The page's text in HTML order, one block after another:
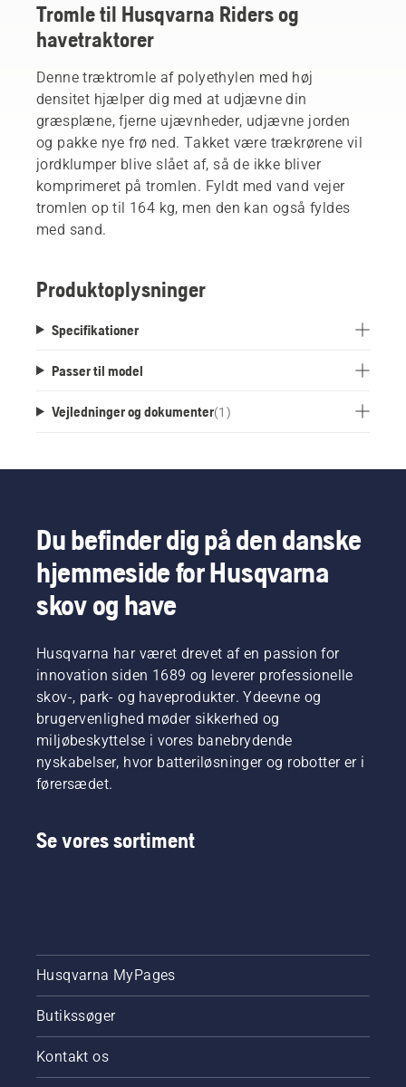
Tromle til Husqvarna Riders og
havetraktorer
Denne træktromle af polyethylen med høj
densitet hjælper dig med at udjævne din
græsplæne, fjerne ujævnheder, udjævne jorden
og pakke nye frø ned. Takket være trækrørene vil
jordklumper blive slået af, så de ikke bliver
komprimeret på tromlen. Fyldt med vand vejer
tromlen op til 164 kg, men den kan også fyldes
med sand.
Produktoplysninger
Specifikationer
Passer til model
Vejledninger og dokumenter(1 )
Du befinder dig på den danske
hjemmeside for Husqvarna
skov og have
Husqvarna har været drevet af en passion for
innovation siden 1689 og leverer professionelle
skov-, park- og haveprodukter. Ydeevne og
brugervenlighed møder sikkerhed og
miljøbeskyttelse i vores banebrydende
nyskabelser, hvor batteriløsninger og robotter er i
førersædet.
Se vores sortiment
Husqvarna MyPages
Butikssøger
Kontakt os